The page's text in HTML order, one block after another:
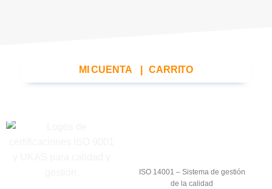
MI CUENTA CARRITO
ISO 14001 – Sistema de gestión
de la calidad